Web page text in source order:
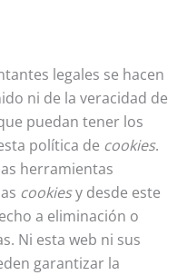
legales se hacen
ni de la veracidad de
puedan tener los
política de cookies.
herramientas
cookiesy desde este
a eliminación o
Ni esta web ni sus
garantizar la